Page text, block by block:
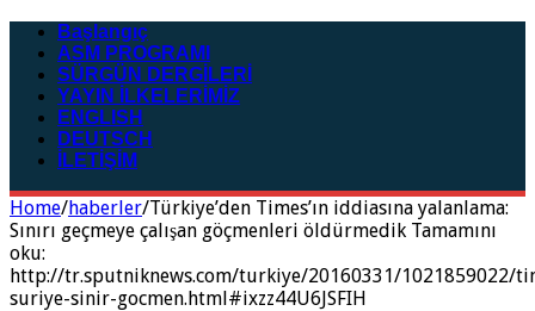
Başlangıç
ASM PROGRAMI
SÜRGÜN DERGİLERİ
YAYIN İLKELERİMİZ
ENGLISH
DEUTSCH
İLETİŞİM
Home/haberler/Türkiye’den Times’ın iddiasına yalanlama:
Sınırı geçmeye çalışan göçmenleri öldürmedik Tamamını
oku:
http://tr.sputniknews.com/turkiye/20160331/1021859022/
suriye-sinir-gocmen.html#ixzz44U6JSFIH